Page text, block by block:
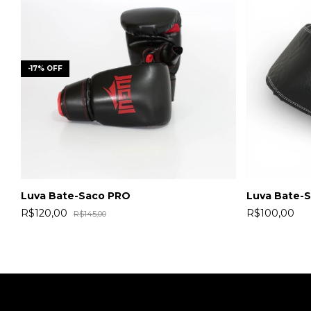
-17% OFF
Luva Bate-Saco PRO
R$120,00
R$145,00
Luva Bate-
R$100,00